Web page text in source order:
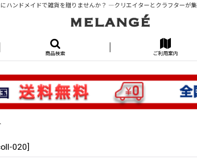
ハンドメイドで雑貨を贈りませんか？ ―クリエイターとクラフターが
商品検索 ご利用案内
020]